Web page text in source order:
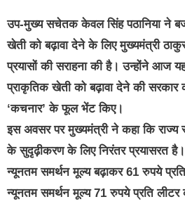
उप-मुख्य सचेतक केवल सिंह पठानिया ने
खेती को बढ़ावा देने के लिए मुख्यमंत्री
प्रयासों की सराहना की है। उन्होंने आज
प्राकृतिक खेती को बढ़ावा देने की
‘कचनार’ के फूल भेंट किए।
इस अवसर पर मुख्यमंत्री ने कहा कि राज्य
के सुदृढ़ीकरण के लिए निरंतर प्रयासरत
न्यूनतम समर्थन मूल्य बढ़ाकर 61 रुपये
न्यूनतम समर्थन मूल्य 71 रुपये प्रति